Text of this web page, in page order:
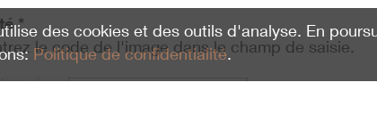
*
le code de l'image dans le champ de saisie.
des cookies et des outils d'analyse. En
Politique de confidentialité.